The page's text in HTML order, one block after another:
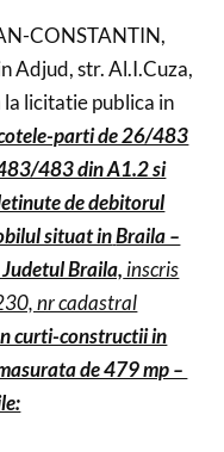
CONSTANTIN,
Adjud, str. Al.I.Cuza,
licitatie publica in
parti de 26/483
483 din A1.2 si
de debitorul
situat inBraila –
Braila, inscris
nr cadastral
curti-constructii in
de 479 mp –